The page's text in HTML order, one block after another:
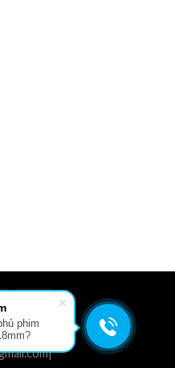
LIÊN HỆ
phim